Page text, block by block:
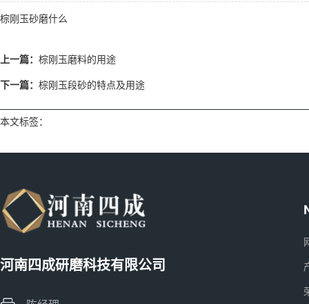
棕刚玉砂磨什么
上一篇： 棕刚玉磨料的用途
下一篇： 棕刚玉段砂的特点及用途
本文标签：
河南四成研磨科技有限公司